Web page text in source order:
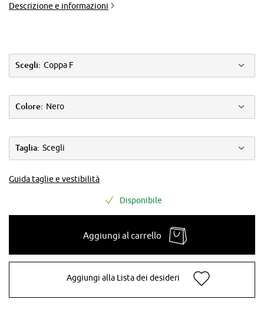
Descrizione e informazioni
Scegli: Coppa F
Colore: Nero
Taglia: Scegli
Guida taglie e vestibilità
Disponibile
Aggiungi al carrello
Aggiungi alla Lista dei desideri